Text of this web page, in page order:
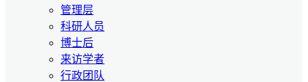
管理层
科研人员
博士后
来访学者
行政团队